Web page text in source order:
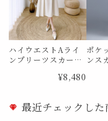
ハイウエストAライ
ンプリーツスカート
¥8,480
ポケ
ンス
最近チェックした